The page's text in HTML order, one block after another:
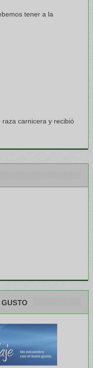
tener a la
carnicera y recibió